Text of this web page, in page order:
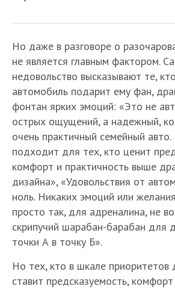
Но даже в разговоре о
не является главным фактором.
недовольство высказывают те,
автомобиль подарит ему фан,
фонтан ярких эмоций: «Это не
острых ощущений, а надежный,
очень практичный семейный
подходит для тех, кто ценит
комфорт и практичность выше
дизайна», «Удовольствия от
ноль. Никаких эмоций или
просто так, для адреналина, не
скрипучий шарабан-барабан для
точки А в точку Б».
Но тех, кто в шкале приоритетов
ставит предсказуемость,